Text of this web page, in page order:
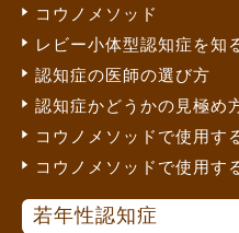
コウノメソッド
レビー小体型認知症を知
認知症の医師の選び方
認知症かどうかの見極め
コウノメソッドで使用す
コウノメソッドで使用す
若年性認知症